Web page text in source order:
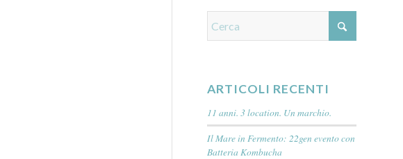
ARTICOLI RECENTI
11 anni. 3 location. Un marchio.
Il Mare in Fermento: 22gen evento con
Batteria Kombucha